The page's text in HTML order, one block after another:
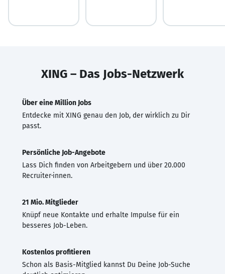
XING – Das Jobs-Netzwerk
Über eine Million Jobs
Entdecke mit XING genau den Job, der wirklich zu Dir
passt.
Persönliche Job-Angebote
Lass Dich finden von Arbeitgebern und über 20.000
Recruiter·innen.
21 Mio. Mitglieder
Knüpf neue Kontakte und erhalte Impulse für ein
besseres Job-Leben.
Kostenlos profitieren
Schon als Basis-Mitglied kannst Du Deine Job-Suche